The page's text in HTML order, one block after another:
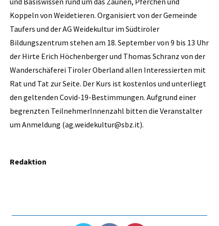
Koppeln von Weidetieren. Organisiert von der Gemeinde
Taufers und der AG Weidekultur im Südtiroler
Bildungszentrum stehen am 18. September von 9 bis 13 Uhr
der Hirte Erich Höchenberger und Thomas Schranz von der
Wanderschäferei Tiroler Oberland allen Interessierten mit
Rat und Tat zur Seite. Der Kurs ist kostenlos und unterliegt
den geltenden Covid-19-Bestimmungen. Aufgrund einer
begrenzten TeilnehmerInnenzahl bitten die Veranstalter
um Anmeldung (ag.weidekultur@sbz.it).
Redaktion